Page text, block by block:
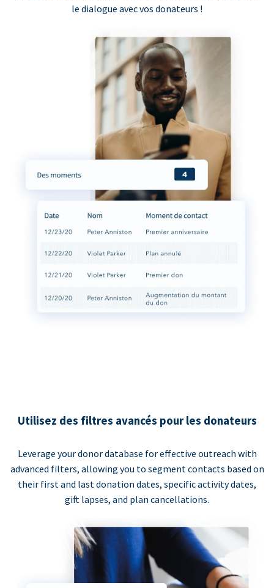
le dialogue avec vos donateurs !
Utilisez des filtres avancés pour les donateurs
Leverage your donor database for effective outreach with
advanced filters, allowing you to segment contacts based on
their first and last donation dates, specific activity dates,
gift lapses, and plan cancellations.